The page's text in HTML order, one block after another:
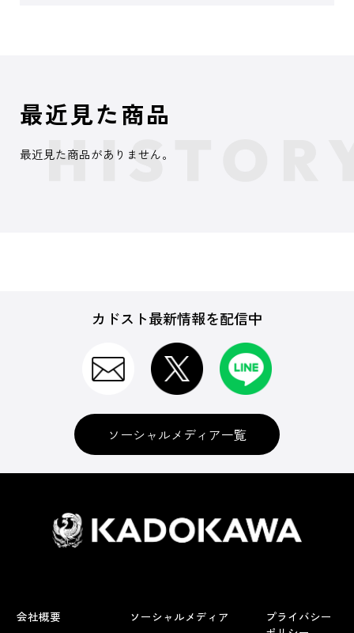
最近見た商品
最近見た商品がありません。
カドスト最新情報を配信中
ソーシャルメディア一覧
会社概要 ソーシャルメディア
プライバシー